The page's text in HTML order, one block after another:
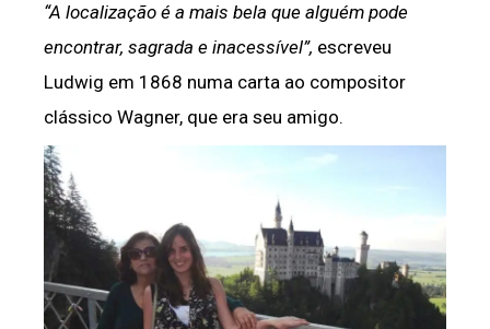
“A localização é a mais bela que alguém pode
encontrar, sagrada e inacessível”, escreveu
Ludwig em 1868 numa carta ao compositor
clássico Wagner, que era seu amigo.